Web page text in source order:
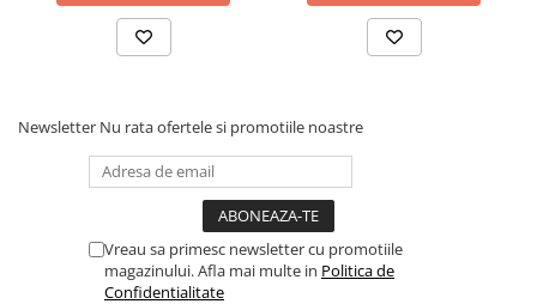
Newsletter Nu rata ofertele si promotiile noastre
Vreau sa primesc newsletter cu promotiile
magazinului. Afla mai multe in Politica de
Confidentialitate